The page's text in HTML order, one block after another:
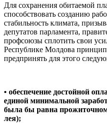
Для сохранения обитаемой
способствовать созданию
стабильность климата,
депутатов парламента,
профсоюзы сплотить свои
Республике Молдова
предпринять для этого
• обеспечение достойной
единой минимальной
была бы равна
лея);